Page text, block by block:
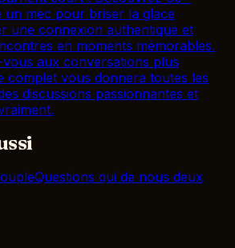
un mec pour briser la glace
une connexion authentique et
en moments mémorables.
aux conversations plus
complet vous donnera toutes les
discussions passionnantes et
Questions qui de nous deux